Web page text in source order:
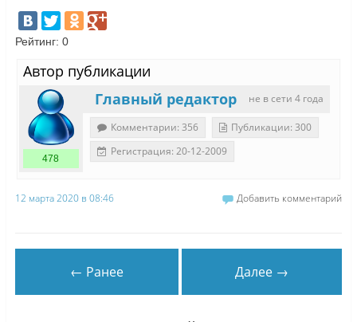
Рейтинг: 0
Автор публикации
не в сети 4 года
Главный редактор
478
Комментарии: 356
Публикации: 300
Регистрация: 20-12-2009
12 марта 2020 в 08:46 Добавить комментарий
← Ранее Далее →